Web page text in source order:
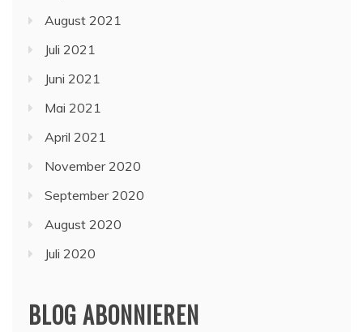
August 2021
Juli 2021
Juni 2021
Mai 2021
April 2021
November 2020
September 2020
August 2020
Juli 2020
BLOG ABONNIEREN